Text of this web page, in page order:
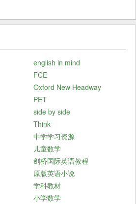
english in mind
FCE
Oxford New Headway
PET
side by side
Think
中学学习资源
儿童数学
剑桥国际英语教程
原版英语小说
学科教材
小学数学